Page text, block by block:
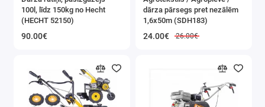
Materiāls:alumīnijs
Maksimālā
Brīvstāvošs,
vienpusējs
100l, līdz 150kg no Hecht
(HECHT 52150)
90.00€
dārza pārsegs pret nezālēm
1,6x50m (SDH183)
24.00€ 26.00€